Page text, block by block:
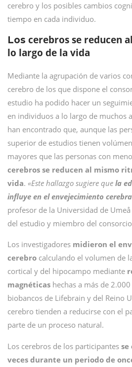
cerebro y los posibles cambios
tiempo en cada individuo.
Los cerebros se reducen
lo largo de la vida
Mediante la agrupación de varios
cerebro de los que dispone el
estudio ha podido hacer un
en individuos a lo largo de muchos
han encontrado que, aunque las
superior de estudios tienen
mayores que las personas con
cerebros se reducen al mismo
vida. «Este hallazgo sugiere que la
influye en el envejecimiento
profesor de la Universidad de
del estudio y miembro del
Los investigadores midieron el
cerebro calculando el volumen de
cortical y del hipocampo mediante
magnéticas hechas a más de
biobancos de Lifebrain y del Reino
cerebro tienden a reducirse con el
parte de un proceso natural.
Los cerebros de los participantes se
veces durante un periodo de